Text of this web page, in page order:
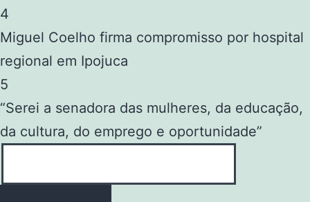
4
Miguel Coelho firma compromisso por hospital
regional em Ipojuca
5
“Serei a senadora das mulheres, da educação,
da cultura, do emprego e oportunidade”